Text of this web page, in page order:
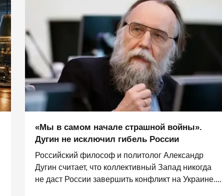
«Мы в самом начале страшной войны».
Дугин не исключил гибель России
Российский философ и политолог Александр
Дугин считает, что коллективный Запад никогда
не даст России завершить конфликт на Украине....